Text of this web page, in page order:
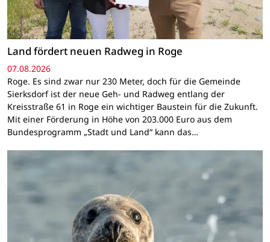
Land fördert neuen Radweg in Roge
07.08.2026
Roge. Es sind zwar nur 230 Meter, doch für die Gemeinde
Sierksdorf ist der neue Geh- und Radweg entlang der
Kreisstraße 61 in Roge ein wichtiger Baustein für die Zukunft.
Mit einer Förderung in Höhe von 203.000 Euro aus dem
Bundesprogramm „Stadt und Land“ kann das…